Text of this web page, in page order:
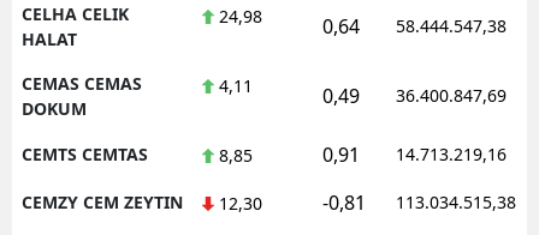
CELHA CELIK
HALAT
24,98 0,64 58.444.547,38
CEMAS CEMAS
DOKUM
4,11 0,49 36.400.847,69
CEMTS CEMTAS 8,85 0,91 14.713.219,16
CEMZY CEM ZEYTIN 12,30 -0,81 113.034.515,38